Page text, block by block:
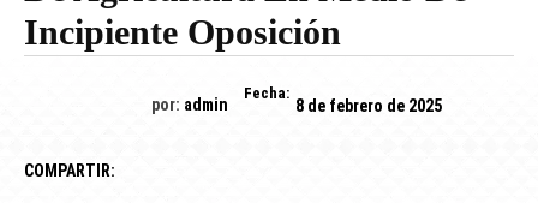
Incipiente Oposición
por: admin
Fecha:
8 de febrero de 2025
COMPARTIR: